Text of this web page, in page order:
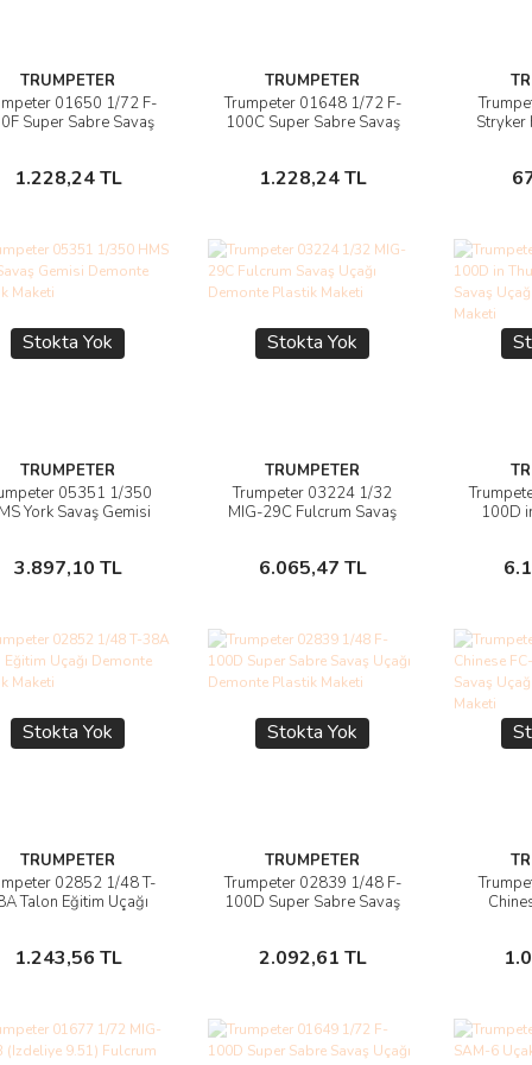
TRUMPETER
01650 1/72 F-
Super Sabre Savaş
1.228,24 TL
Ürünü İncele
Sepete Ekle
TRUMPETER
Trumpeter 01648 1/72 F-
100C Super Sabre Savaş
1.228,24 TL
Ürünü İncele
Sepete Ekle
Stryker
Stokta Yok
TRUMPETER
05351 1/350
York Savaş Gemisi
3.897,10 TL
Ürünü İncele
Stokta Yok
Stokta Yok
TRUMPETER
Trumpeter 03224 1/32
MIG-29C Fulcrum Savaş
6.065,47 TL
Ürünü İncele
Stokta Yok
100D
Stokta Yok
TRUMPETER
02852 1/48 T-
Talon Eğitim Uçağı
1.243,56 TL
Ürünü İncele
Stokta Yok
Stokta Yok
TRUMPETER
Trumpeter 02839 1/48 F-
100D Super Sabre Savaş
2.092,61 TL
Ürünü İncele
Stokta Yok